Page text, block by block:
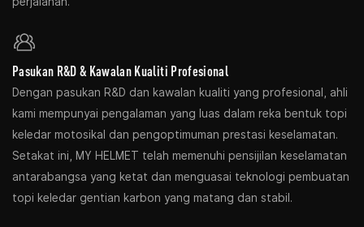
Pasukan R&D & Kawalan Kualiti Profesional
Dengan pasukan R&D dan kawalan kualiti yang profesional, ahli
kami mempunyai pengalaman yang luas dalam reka bentuk topi
keledar motosikal dan pengoptimuman prestasi keselamatan.
Setakat ini, MY HELMET telah memenuhi pensijilan keselamatan
antarabangsa yang ketat dan menguasai teknologi pembuatan
topi keledar gentian karbon yang matang dan stabil.